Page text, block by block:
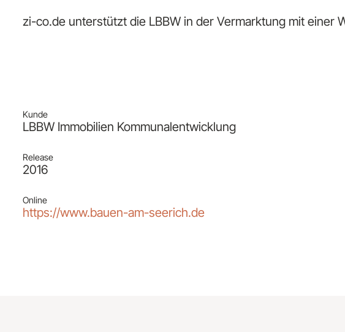
zi-co.de unterstützt die LBBW in der Vermarktung mit einer
Kunde
LBBW Immobilien Kommunalentwicklung
Release
2016
Online
https://www.bauen-am-seerich.de